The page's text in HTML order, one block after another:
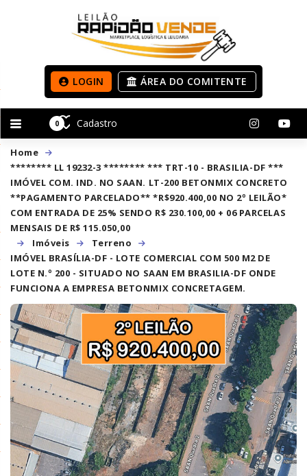
0 Cadastro
LOGIN ÁREA DO COMITENTE
Home
******** LL 19232-3 ******** *** TRT-10 - BRASILIA-DF ***
IMÓVEL COM. IND. NO SAAN. LT-200 BETONMIX CONCRETO
**PAGAMENTO PARCELADO** *R$920.400,00 NO 2º LEILÃO*
COM ENTRADA DE 25% SENDO R$ 230.100,00 + 06 PARCELAS
MENSAIS DE R$ 115.050,00
Imóveis
Terreno
IMÓVEL BRASÍLIA-DF - LOTE COMERCIAL COM 500 M2 DE
LOTE N.º 200 - SITUADO NO SAAN EM BRASILIA-DF ONDE
FUNCIONA A EMPRESA BETONMIX CONCRETAGEM.